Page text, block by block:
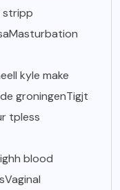
stripp
kyle make
groningenTigjt
tpless
blood